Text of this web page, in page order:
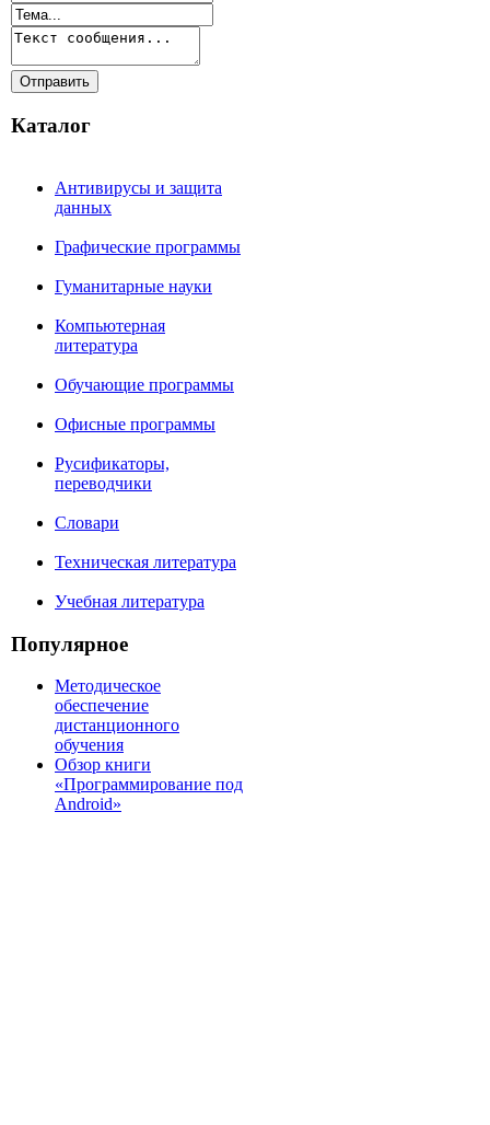
Каталог
Антивирусы и защита
данных
Графические программы
Гуманитарные науки
Компьютерная
литература
Обучающие программы
Офисные программы
Русификаторы,
переводчики
Словари
Техническая литература
Учебная литература
Популярное
Методическое
обеспечение
дистанционного
обучения
Обзор книги
«Программирование под
Android»